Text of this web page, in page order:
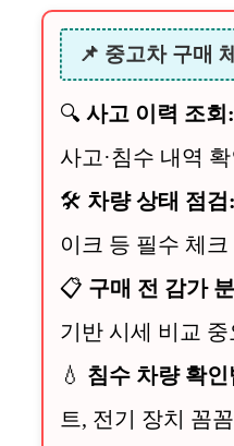
📌 중고차 구매
🔍 사고 이력 조회:
사고·침수 내역 확
🛠️ 차량 상태 점검:
이크 등 필수 체크
📋 구매 전 감가
기반 시세 비교 중
💧 침수 차량 확인
트, 전기 장치 꼼